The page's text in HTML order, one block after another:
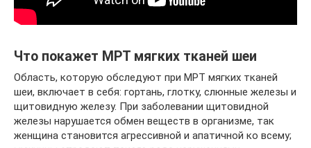
Что покажет МРТ мягких тканей шеи
Область, которую обследуют при МРТ мягких тканей
шеи, включает в себя: гортань, глотку, слюнные железы и
щитовидную железу. При заболевании щитовидной
железы нарушается обмен веществ в организме, так
женщина становится агрессивной и апатичной ко всему;